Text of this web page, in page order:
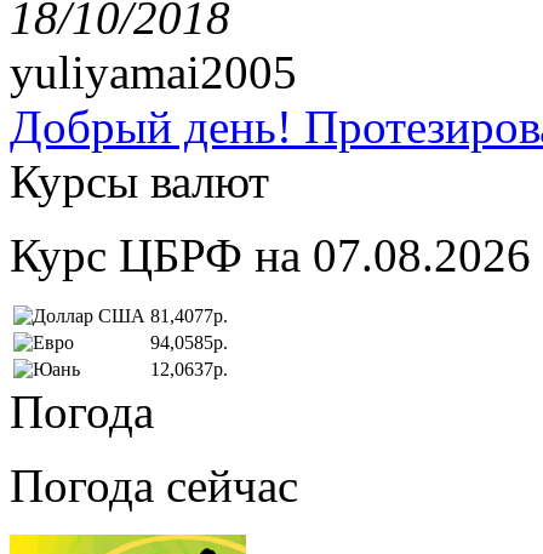
18/10/2018
yuliyamai2005
Добрый день!
Курсы валют
Курс ЦБРФ на 07.08.2026
81,4077р.
94,0585р.
12,0637р.
Погода
Погода сейчас